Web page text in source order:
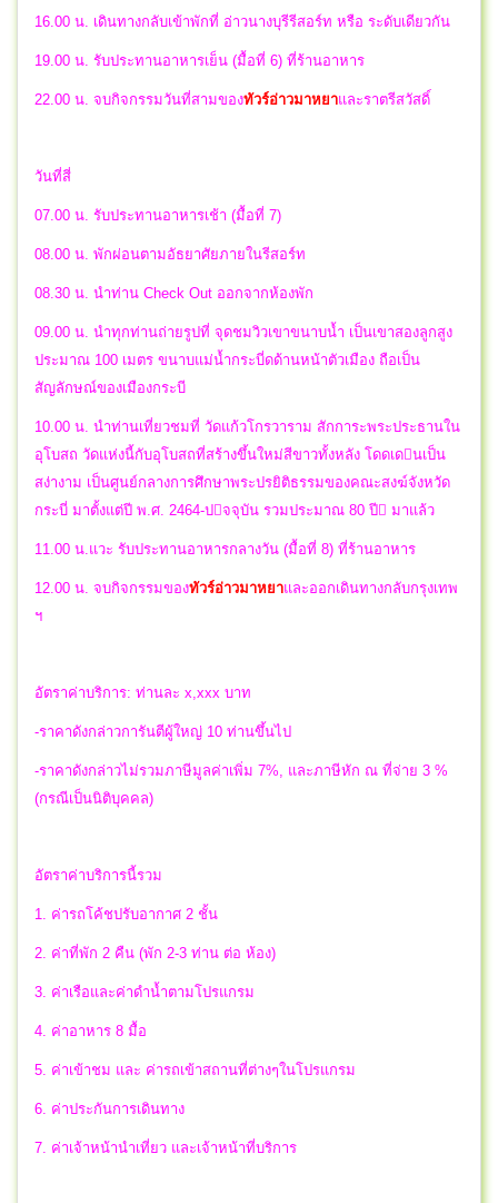
16.00 น. เดินทางกลับเข้าพักที่ อ่าวนางบุรีรีสอร์ท หรือ ระดับเดียวกัน
19.00 น. รับประทานอาหารเย็น (มื้อที่ 6) ที่ร้านอาหาร
22.00 น. จบกิจกรรมวันที่สามของทัวร์อ่าวมาหยาและราตรีสวัสดิ์
วันที่สี่
07.00 น. รับประทานอาหารเช้า (มื้อที่ 7)
08.00 น. พักผ่อนตามอัธยาศัยภายในรีสอร์ท
08.30 น. นำท่าน Check Out ออกจากห้องพัก
09.00 น. นําทุกท่านถ่ายรูปที่ จุดชมวิวเขาขนาบน้ำ เป็นเขาสองลูกสูง
ประมาณ 100 เมตร ขนาบแม่น้ำกระบี่ดด้านหน้าตัวเมือง ถือเป็น
สัญลักษณ์ของเมืองกระบี
10.00 น. นําท่านเที่ยวชมที่ วัดแก้วโกรวาราม สักการะพระประธานใน
อุโบสถ วัดแห่งนี้กับอุโบสถที่สร้างขึ้นใหม่สีขาวทั้งหลัง โดดเดนเป็น
สง่างาม เป็นศูนย์กลางการศึกษาพระปรยิติธรรมของคณะสงฆ์จังหวัด
กระบี่ มาตั้งแต่ปี พ.ศ. 2464-ปจจุบัน รวมประมาณ 80 ปี มาแล้ว
11.00 น.แวะ รับประทานอาหารกลางวัน (มื้อที่ 8) ที่ร้านอาหาร
12.00 น. จบกิจกรรมของทัวร์อ่าวมาหยาและออกเดินทางกลับกรุงเทพ
ฯ
อัตราค่าบริการ: ท่านละ x,xxx บาท
-ราคาดังกล่าวการันตีผู้ใหญ่ 10 ท่านขึ้นไป
-ราคาดังกล่าวไม่รวมภาษีมูลค่าเพิ่ม 7%, และภาษีหัก ณ ที่จ่าย 3 %
(กรณีเป็นนิติบุคคล)
อัตราค่าบริการนี้รวม
1. ค่ารถโค้ชปรับอากาศ 2 ชั้น
2. ค่าที่พัก 2 คืน (พัก 2-3 ท่าน ต่อ ห้อง)
3. ค่าเรือและค่าดำน้ำตามโปรแกรม
4. ค่าอาหาร 8 มื้อ
5. ค่าเข้าชม และ ค่ารถเข้าสถานที่ต่างๆในโปรแกรม
6. ค่าประกันการเดินทาง
7. ค่าเจ้าหน้านำเที่ยว และเจ้าหน้าที่บริการ